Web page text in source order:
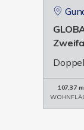
107,37